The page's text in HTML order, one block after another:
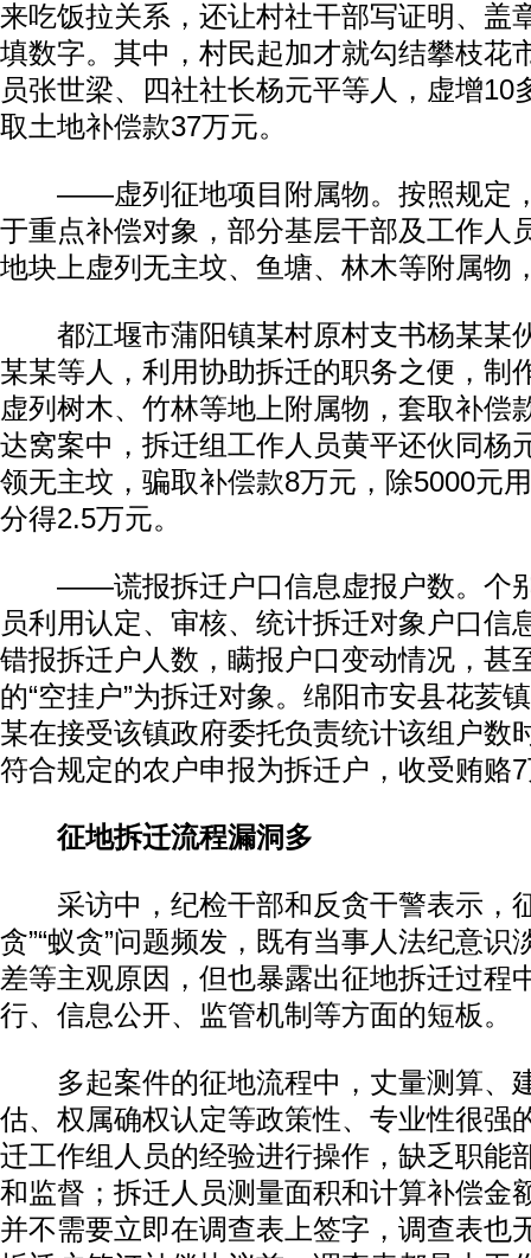
来吃饭拉关系，还让村社干部写证明、盖
填数字。其中，村民起加才就勾结攀枝花
员张世梁、四社社长杨元平等人，虚增10
取土地补偿款37万元。
——虚列征地项目附属物。按照规定，
于重点补偿对象，部分基层干部及工作人
地块上虚列无主坟、鱼塘、林木等附属物
都江堰市蒲阳镇某村原村支书杨某某
某某等人，利用协助拆迁的职务之便，制
虚列树木、竹林等地上附属物，套取补偿
达窝案中，拆迁组工作人员黄平还伙同杨
领无主坟，骗取补偿款8万元，除5000元
分得2.5万元。
——谎报拆迁户口信息虚报户数。个别
员利用认定、审核、统计拆迁对象户口信
错报拆迁户人数，瞒报户口变动情况，甚
的“空挂户”为拆迁对象。绵阳市安县花荄
某在接受该镇政府委托负责统计该组户数
符合规定的农户申报为拆迁户，收受贿赂
征地拆迁流程漏洞多
采访中，纪检干部和反贪干警表示，
贪”“蚁贪”问题频发，既有当事人法纪意识
差等主观原因，但也暴露出征地拆迁过程
行、信息公开、监管机制等方面的短板。
多起案件的征地流程中，丈量测算、
估、权属确权认定等政策性、专业性很强
迁工作组人员的经验进行操作，缺乏职能
和监督；拆迁人员测量面积和计算补偿金
并不需要立即在调查表上签字，调查表也
动物系恋人啊 | 钟欣潼体验爱情哲学 南